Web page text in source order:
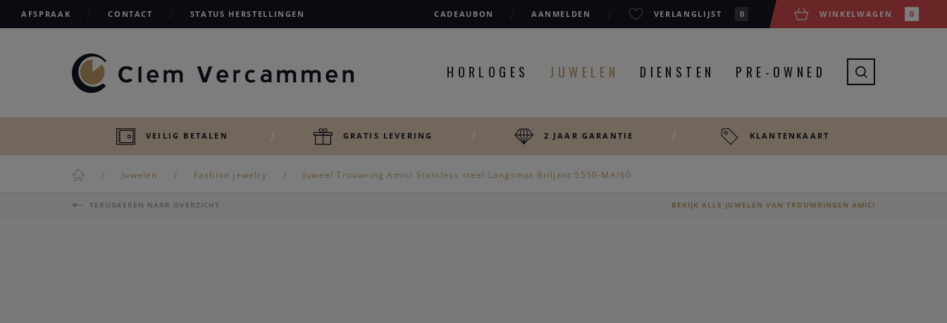
AFSPRAAK CONTACT STATUS HERSTELLINGEN CADEAUBON AANMELDEN VERLANGLIJST 0 WINKELWAGEN 0
HORLOGES JUWELEN DIENSTEN PRE-OWNED
VEILIG BETALEN GRATIS LEVERING 2 JAAR GARANTIE KLANTENKAART
Juwelen Fashion jewelry Juweel Trouwring Amici Stainless steel Langsmat Briljant 5550-MA/60
TERUGKEREN NAAR OVERZICHT BEKIJK ALLE JUWELEN VAN TROUWRINGEN AMICI